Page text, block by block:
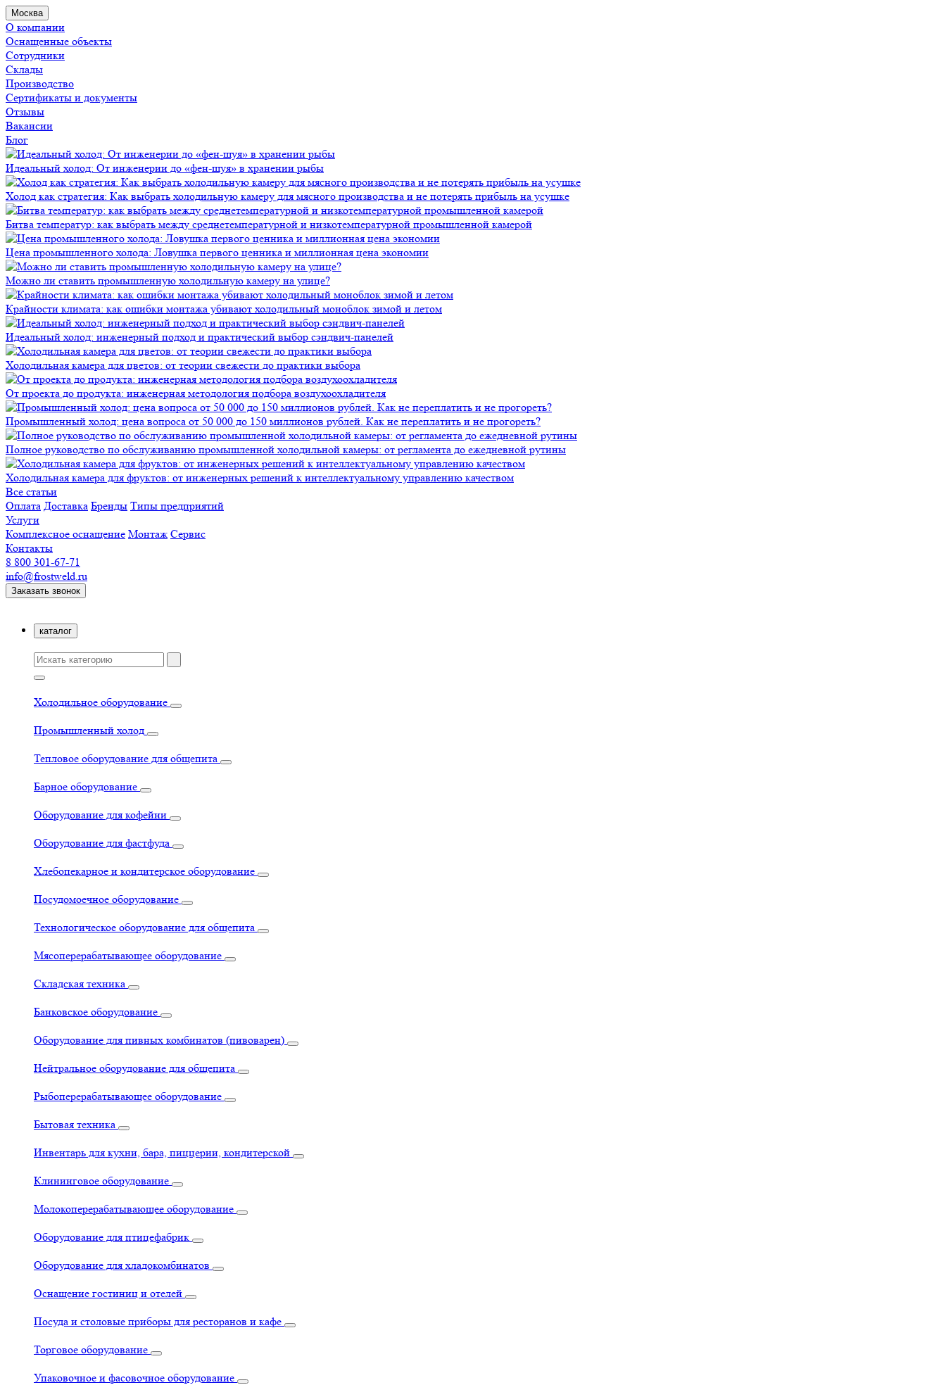
Москва
О компании
Оснащенные объекты
Сотрудники
Склады
Производство
Сертификаты и документы
Отзывы
Вакансии
Блог
Идеальный холод: От инженерии до «фен-шуя» в хранении рыбы
Холод как стратегия: Как выбрать холодильную камеру для мясного производства и не потерять прибыль на усушке
Битва температур: как выбрать между среднетемпературной и низкотемпературной промышленной камерой
Цена промышленного холода: Ловушка первого ценника и миллионная цена экономии
Можно ли ставить промышленную холодильную камеру на улице?
Крайности климата: как ошибки монтажа убивают холодильный моноблок зимой и летом
Идеальный холод: инженерный подход и практический выбор сэндвич-панелей
Холодильная камера для цветов: от теории свежести до практики выбора
От проекта до продукта: инженерная методология подбора воздухоохладителя
Промышленный холод: цена вопроса от 50 000 до 150 миллионов рублей. Как не переплатить и не прогореть?
Полное руководство по обслуживанию промышленной холодильной камеры: от регламента до ежедневной рутины
Холодильная камера для фруктов: от инженерных решений к интеллектуальному управлению качеством
Все статьи
Оплата Доставка Бренды Типы предприятий
Услуги
Комплексное оснащение Монтаж Сервис
Контакты
8 800 301-67-71
info@frostweld.ru
Заказать звонок
каталог
Холодильное оборудование
Промышленный холод
Тепловое оборудование для общепита
Барное оборудование
Оборудование для кофейни
Оборудование для фастфуда
Хлебопекарное и кондитерское оборудование
Посудомоечное оборудование
Технологическое оборудование для общепита
Мясоперерабатывающее оборудование
Складская техника
Банковское оборудование
Оборудование для пивных комбинатов (пивоварен)
Нейтральное оборудование для общепита
Рыбоперерабатывающее оборудование
Бытовая техника
Инвентарь для кухни, бара, пиццерии, кондитерской
Клининговое оборудование
Молокоперерабатывающее оборудование
Оборудование для птицефабрик
Оборудование для хладокомбинатов
Оснащение гостиниц и отелей
Посуда и столовые приборы для ресторанов и кафе
Торговое оборудование
Упаковочное и фасовочное оборудование